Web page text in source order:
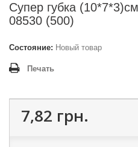
Супер губка
08530 (500)
Состояние: Новый товар
Печать
7,82 грн.